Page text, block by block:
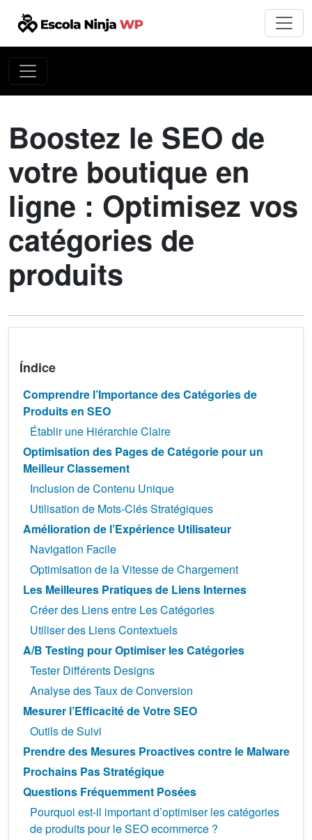
Boostez le SEO de
votre boutique en
ligne : Optimisez vos
catégories de
produits
Índice
Comprendre l’Importance des Catégories de
Produits en SEO
Établir une Hiérarchie Claire
Optimisation des Pages de Catégorie pour un
Meilleur Classement
Inclusion de Contenu Unique
Utilisation de Mots-Clés Stratégiques
Amélioration de l’Expérience Utilisateur
Navigation Facile
Optimisation de la Vitesse de Chargement
Les Meilleures Pratiques de Liens Internes
Créer des Liens entre Les Catégories
Utiliser des Liens Contextuels
A/B Testing pour Optimiser les Catégories
Tester Différents Designs
Analyse des Taux de Conversion
Mesurer l’Efficacité de Votre SEO
Outils de Suivi
Prendre des Mesures Proactives contre le Malware
Prochains Pas Stratégique
Questions Fréquemment Posées
Pourquoi est-il important d’optimiser les catégories
de produits pour le SEO ecommerce ?